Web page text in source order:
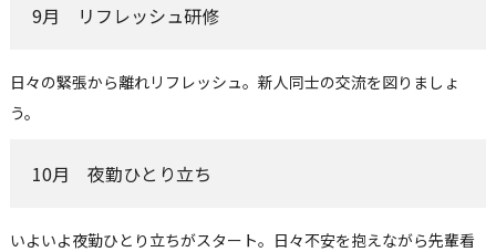
9月 リフレッシュ研修
日々の緊張から離れリフレッシュ。新人同士の交流を図りましょ
う。
10月 夜勤ひとり立ち
いよいよ夜勤ひとり立ちがスタート。日々不安を抱えながら先輩看